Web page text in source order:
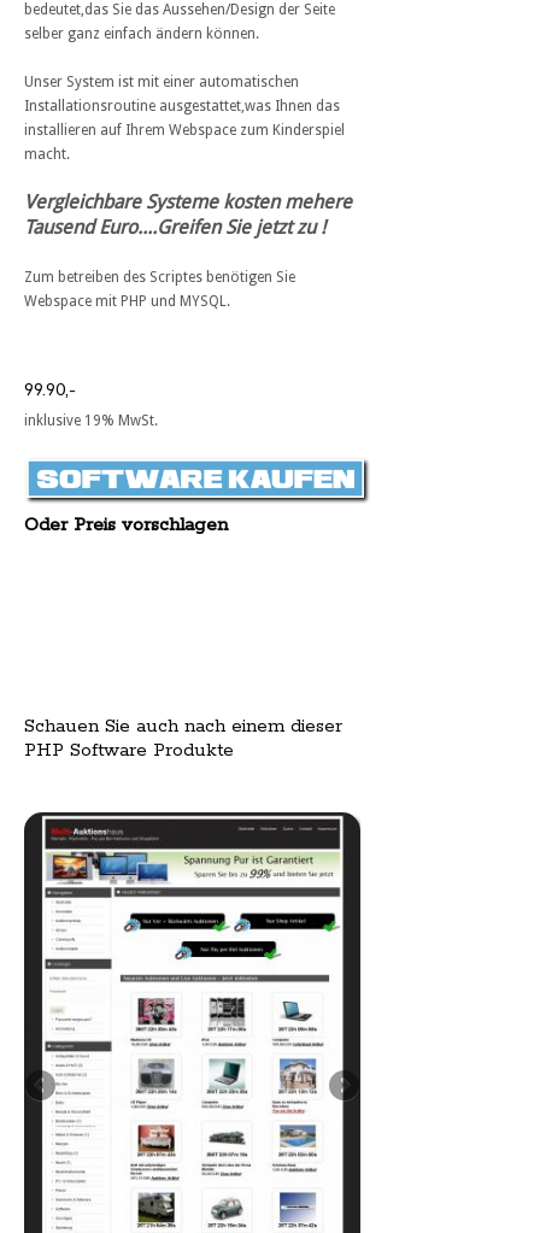
bedeutet,das Sie das Aussehen/Design der Seite
selber ganz einfach ändern können.
Unser System ist mit einer automatischen
Installationsroutine ausgestattet,was Ihnen das
installieren auf Ihrem Webspace zum Kinderspiel
macht.
Vergleichbare Systeme kosten mehere
Tausend Euro....Greifen Sie jetzt zu !
Zum betreiben des Scriptes benötigen Sie
Webspace mit PHP und MYSQL.
99.90,-
inklusive 19% MwSt.
Oder Preis vorschlagen
Schauen Sie auch nach einem dieser
PHP Software Produkte